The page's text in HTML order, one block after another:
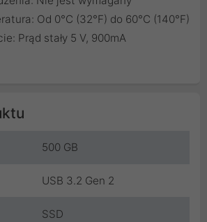
Od 0°C (32°F) do 60°C (140°F)
Prąd stały 5 V, 900mA
500 GB
USB 3.2 Gen 2
SSD